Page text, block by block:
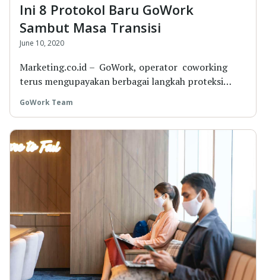
Ini 8 Protokol Baru GoWork
Sambut Masa Transisi
June 10, 2020
Marketing.co.id – GoWork, operator coworking
terus mengupayakan berbagai langkah proteksi
GoWork Team